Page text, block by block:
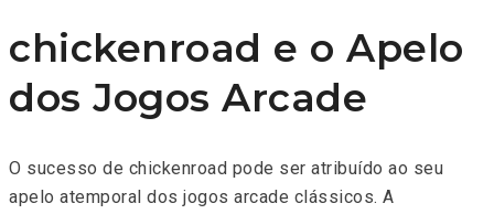
chickenroad e o Apelo
dos Jogos Arcade
O sucesso de chickenroad pode ser atribuído ao seu
apelo atemporal dos jogos arcade clássicos. A